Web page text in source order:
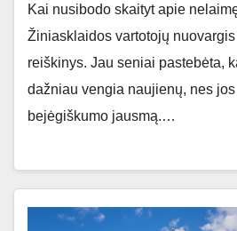
Kai nusibodo skaityt apie
Žiniasklaidos vartotojų
reiškinys. Jau seniai pastebėta,
dažniau vengia naujienų, nes
bejėgiškumo jausmą.…